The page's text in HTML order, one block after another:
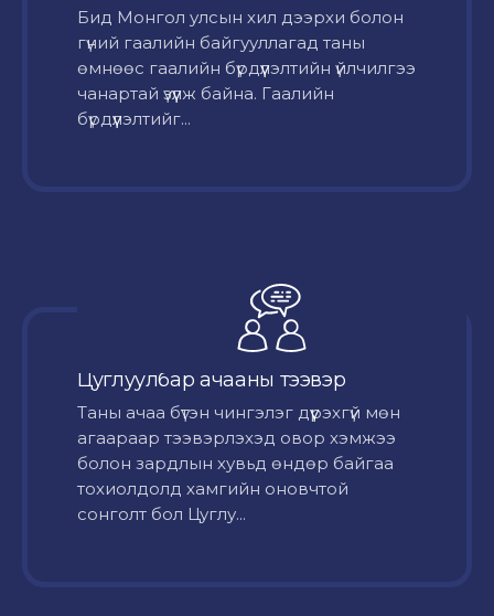
Бид Монгол улсын хил дээрхи болон
гүний гаалийн байгууллагад таны
өмнөөс гаалийн бүрдүүлэлтийн үйлчилгээ
чанартай үзүүлж байна. Гаалийн
бүрдүүлэлтийг...
Цуглуулбар ачааны тээвэр
Таны ачаа бүтэн чингэлэг дүүрэхгүй мөн
агаараар тээвэрлэхэд овор хэмжээ
болон зардлын хувьд өндөр байгаа
тохиолдолд хамгийн оновчтой
сонголт бол Цуглу...